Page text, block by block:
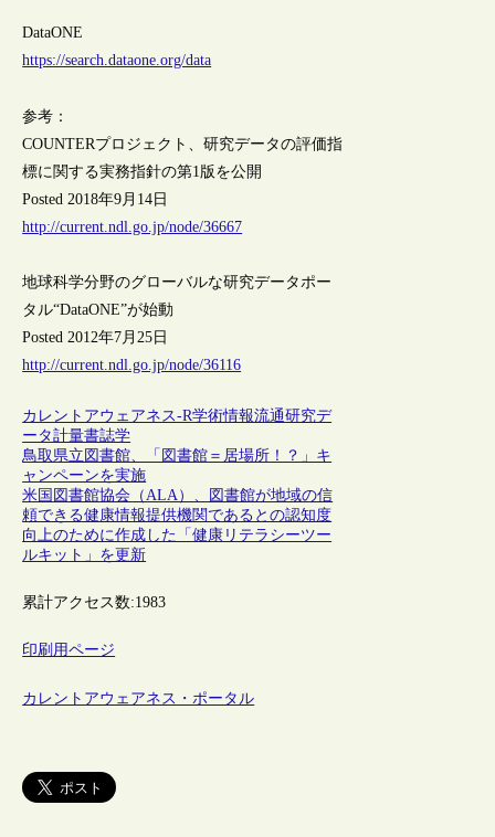
DataONE
https://search.dataone.org/data
参考：
COUNTERプロジェクト、研究データの評価指
標に関する実務指針の第1版を公開
Posted 2018年9月14日
http://current.ndl.go.jp/node/36667
地球科学分野のグローバルな研究データポー
タル“DataONE”が始動
Posted 2012年7月25日
http://current.ndl.go.jp/node/36116
カレントアウェアネス-R学術情報流通研究デ
ータ計量書誌学
鳥取県立図書館、「図書館＝居場所！？」キ
ャンペーンを実施
米国図書館協会（ALA）、図書館が地域の信
頼できる健康情報提供機関であるとの認知度
向上のために作成した「健康リテラシーツー
ルキット」を更新
累計アクセス数:1983
印刷用ページ
カレントアウェアネス・ポータル